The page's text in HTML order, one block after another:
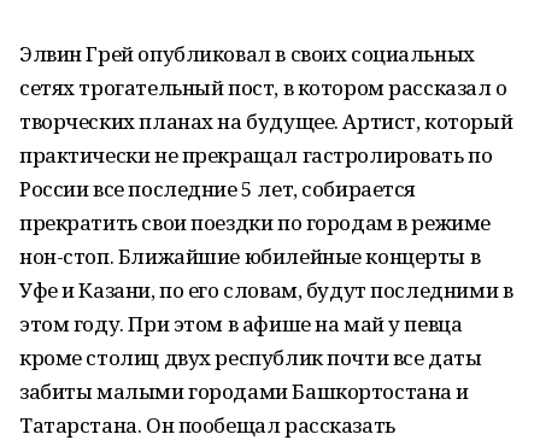
Элвин Грей опубликовал в своих социальных
сетях трогательный пост, в котором рассказал о
творческих планах на будущее. Артист, который
практически не прекращал гастролировать по
России все последние 5 лет, собирается
прекратить свои поездки по городам в режиме
нон-стоп. Ближайшие юбилейные концерты в
Уфе и Казани, по его словам, будут последними в
этом году. При этом в афише на май у певца
кроме столиц двух республик почти все даты
забиты малыми городами Башкортостана и
Татарстана. Он пообещал рассказать